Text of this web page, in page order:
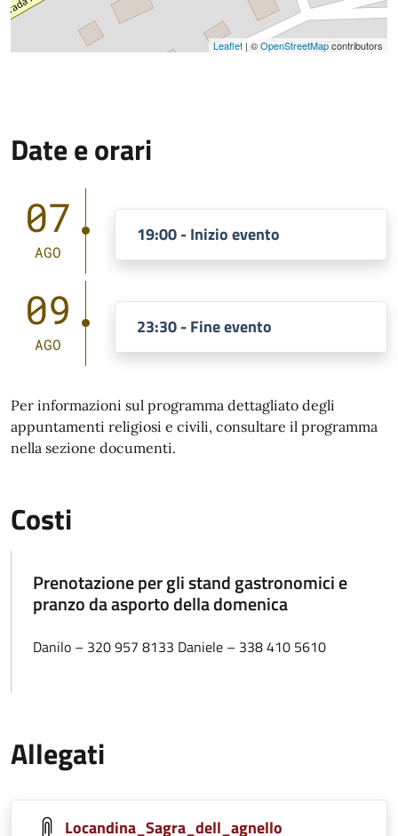
Leaflet | ©OpenStreetMapcontributors
Date e orari
07
AGO
19:00 - Inizio evento
09
AGO
23:30 - Fine evento
Per informazioni sul programma dettagliato degli
appuntamenti religiosi e civili, consultare il programma
nella sezione documenti.
Costi
Prenotazione per gli stand gastronomici e
pranzo da asporto della domenica
Danilo – 320 957 8133 Daniele – 338 410 5610
Allegati
Locandina_Sagra_dell_agnello